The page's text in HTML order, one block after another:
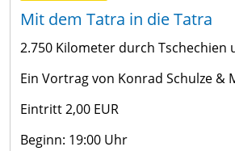
Mit dem Tatra in die Tatra
2.750 Kilometer durch Tschechien
Ein Vortrag von Konrad Schulze &
Eintritt 2,00 EUR
Beginn: 19:00 Uhr